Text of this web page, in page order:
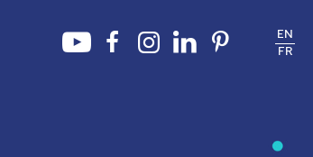
EN
FR